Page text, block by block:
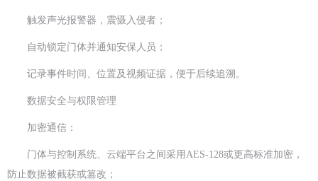
触发声光报警器，震慑入侵者；
自动锁定门体并通知安保人员；
记录事件时间、位置及视频证据，便于后续追溯。
数据安全与权限管理
加密通信：
门体与控制系统、云端平台之间采用AES-128或更高标准加密，
防止数据被截获或篡改；